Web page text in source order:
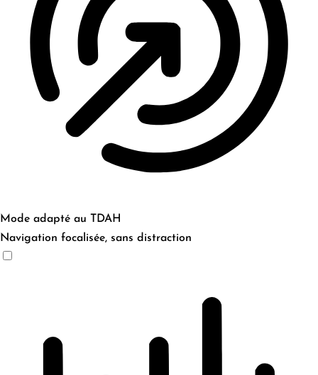
Mode adapté au TDAH
Navigation focalisée, sans distraction